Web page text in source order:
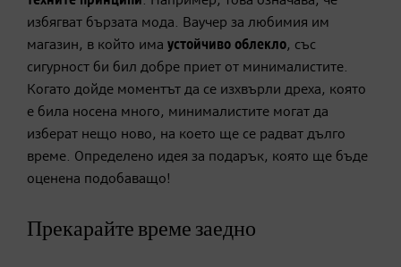
избягват бързата мода. Ваучер за любимия им
магазин, в който има устойчиво облекло, със
сигурност би бил добре приет от минималистите.
Когато дойде моментът да се изхвърли дреха, която
е била носена много, минималистите могат да
изберат нещо ново, на което ще се радват дълго
време. Определено идея за подарък, която ще бъде
оценена подобаващо!
Прекарайте време заедно